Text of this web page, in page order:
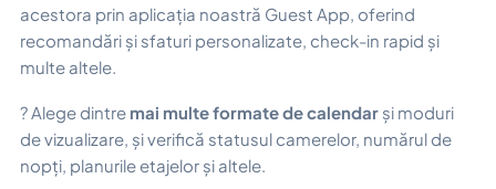
acestora prin aplicația noastră Guest App, oferind
recomandări și sfaturi personalizate, check-in rapid și
multe altele.
? Alege dintre mai multe formate de calendar și moduri
de vizualizare, și verifică statusul camerelor, numărul de
nopți, planurile etajelor și altele.